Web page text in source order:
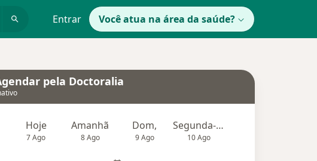
Entrar Você atua na área da saúde?
pela Doctoralia
Hoje
7 Ago
Amanhã
8 Ago
Dom,
9 Ago
Segunda-feira
10 Ago